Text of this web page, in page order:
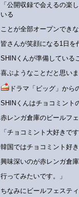
「公開収録で会えるの楽
いる
ことが全部オープンでき
皆さんが笑顔になる1日を
SHINくんが準備している
喜ぶようなことだと思いま
ドラマ「ビッグ」から
SHINくんはチョコミント
赤レンガ倉庫のビールフ
「チョコミント大好きで
韓国ではチョコミント好
興味深いのが赤レンガ倉
行ってみたいです。」
ちなみにビールフェスティ